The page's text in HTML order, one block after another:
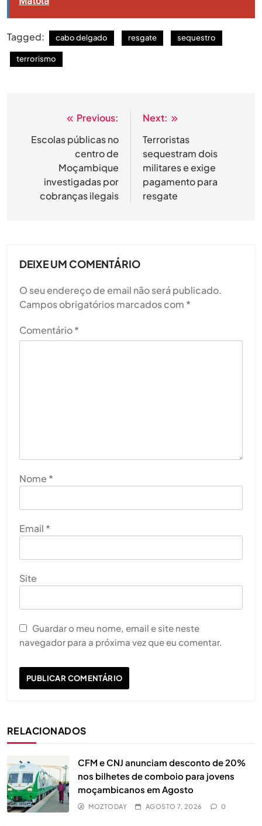
Tagged: cabo delgado resgate sequestro
terrorismo
Navegação
de
artigos
Previous:
Escolas públicas no
centro de
Moçambique
investigadas por
cobranças ilegais
Next:
Terroristas
sequestram dois
militares e exige
pagamento para
resgate
DEIXE UM COMENTÁRIO
O seu endereço de email não será publicado.
Campos obrigatórios marcados com *
Comentário*
Nome *
Email *
Site
Guardar o meu nome, email e site neste
navegador para a próxima vez que eu comentar.
RELACIONADOS
CFM e CNJ anunciam desconto de 20%
nos bilhetes de comboio para jovens
moçambicanos em Agosto
MOZTODAY AGOSTO 7, 2026 0